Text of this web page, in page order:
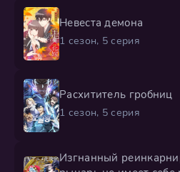
Невеста демона
1 сезон, 5 серия
Расхититель гробниц
1 сезон, 5 серия
Изгнанный